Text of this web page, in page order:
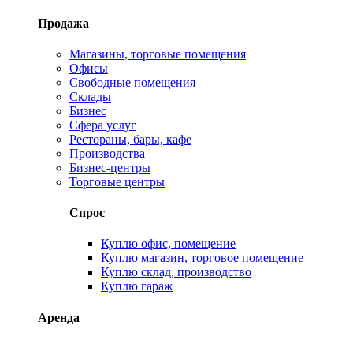
Продажа
Магазины, торговые помещения
Офисы
Свободные помещения
Склады
Бизнес
Сфера услуг
Рестораны, бары, кафе
Производства
Бизнес-центры
Торговые центры
Спрос
Куплю офис, помещение
Куплю магазин, торговое помещение
Куплю склад, производство
Куплю гараж
Аренда